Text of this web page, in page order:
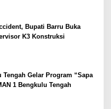
Bupati Barru Buka
K3 Konstruksi
Tengah Gelar Program “Sapa
1 Bengkulu Tengah